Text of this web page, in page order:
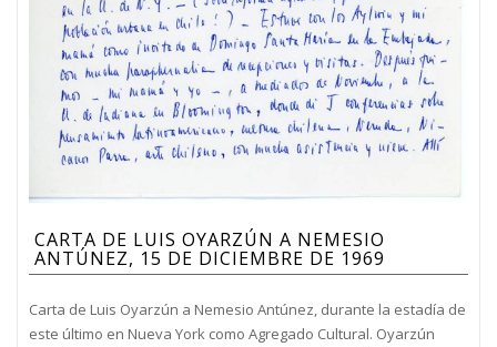
CARTA DE LUIS OYARZÚN A NEMESIO
ANTÚNEZ, 15 DE DICIEMBRE DE 1969
Carta de Luis Oyarzún a Nemesio Antúnez, durante la estadía de
este último en Nueva York como Agregado Cultural. Oyarzún